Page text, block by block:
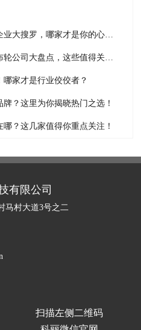
市面上靠谱封边机抛光轮企业大搜罗，哪家才是你的心头好？
国内口碑佳的自动机抛光布轮公司大盘点，这些值得关注！
家才是行业佼佼者？
？这里为你揭晓热门之选！
？这几家值得你重点关注！
有限公司
马村大道3号之二
扫描左侧二维码